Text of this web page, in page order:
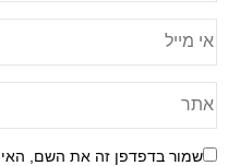
שמור בדפדפן זה את השם,